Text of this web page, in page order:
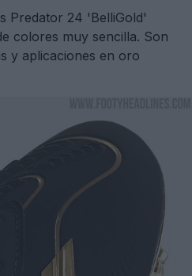
Predator 24 'BelliGold'
colores muy sencilla. Son
y aplicaciones en oro